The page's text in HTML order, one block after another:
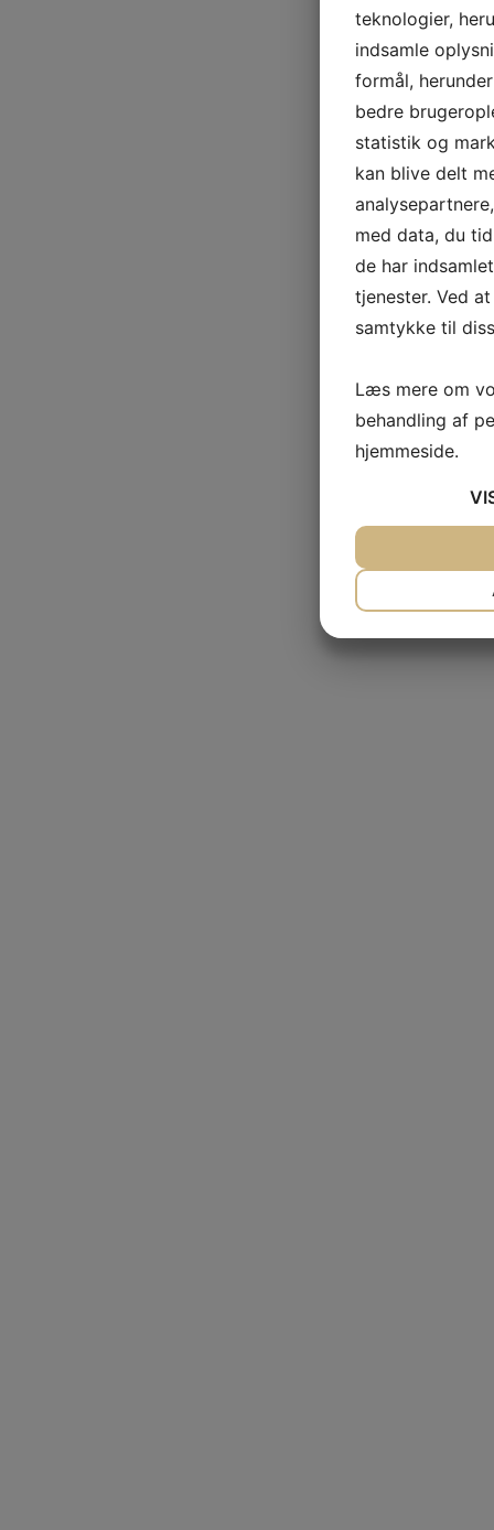
teknologier,
indsamle
formål,
bedre
statistik og
kan blive delt
med data, du
de har
tjenester. Ved
samtykke til
Læs mere om
behandling af
hjemmeside.